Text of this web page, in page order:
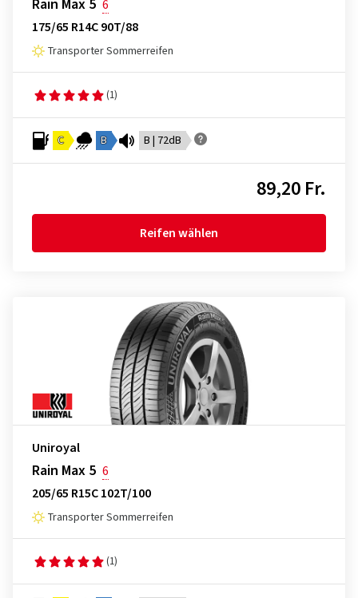
Rain Max 5 6
175/65 R14C 90T/88
Transporter Sommerreifen
(1)
C B B | 72dB
89,20 Fr.
Reifen wählen
Uniroyal
Rain Max 5 6
205/65 R15C 102T/100
Transporter Sommerreifen
(1)